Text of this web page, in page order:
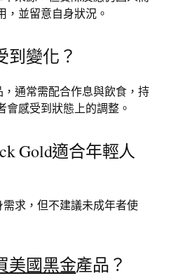
，並留意自身狀況。
到變化？
通常需配合作息與飲食，持
感受到狀態上的調整。
Gold適合年輕人
求，但不建議未成年者使
美國黑金產品？